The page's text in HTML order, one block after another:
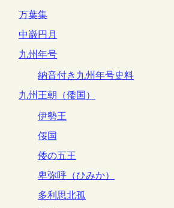
万葉集
中巌円月
九州年号
納音付き九州年号史料
九州王朝（倭国）
伊勢王
俀国
倭の五王
卑弥呼（ひみか）
多利思北孤